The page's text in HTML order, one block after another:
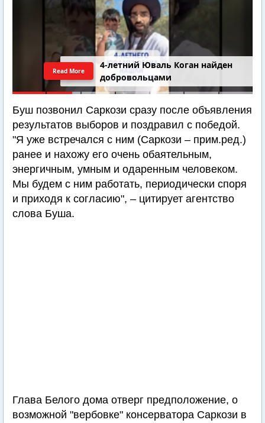
4-летний Юваль Коган найден
добровольцами
Read More
Буш позвонил Саркози сразу после объявления
результатов выборов и поздравил с победой.
"Я уже встречался с ним (Саркози – прим.ред.)
ранее и нахожу его очень обаятельным,
энергичным, умным и одаренным человеком.
Мы будем с ним работать, периодически споря
и приходя к согласию", – цитирует агентство
слова Буша.
Глава Белого дома отверг предположение, о
возможной "вербовке" консерватора Саркози в